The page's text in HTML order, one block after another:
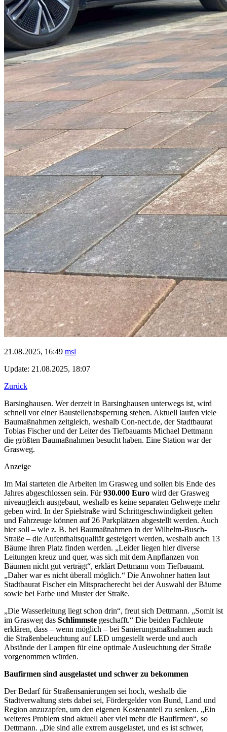
21.08.2025, 16:49 msl
Update: 21.08.2025, 18:07
Zurück
Barsinghausen. Wer derzeit in Barsinghausen unterwegs ist, wird
schnell vor einer Baustellenabsperrung stehen. Aktuell laufen viele
Baumaßnahmen zeitgleich, weshalb Con-nect.de, der Stadtbaurat
Tobias Fischer und der Leiter des Tiefbauamts Michael Dettmann
die größten Baumaßnahmen besucht haben. Eine Station war der
Grasweg.
Anzeige
Im Mai starteten die Arbeiten im Grasweg und sollen bis Ende des
Jahres abgeschlossen sein. Für930.000 Euro wird der Grasweg
niveaugleich ausgebaut, weshalb es keine separaten Gehwege mehr
geben wird. In der Spielstraße wird Schrittgeschwindigkeit gelten
und Fahrzeuge können auf 26 Parkplätzen abgestellt werden. Auch
hier soll – wie z. B. bei Baumaßnahmen in der Wilhelm-Busch-
Straße – die Aufenthaltsqualität gesteigert werden, weshalb auch 13
Bäume ihren Platz finden werden. „Leider liegen hier diverse
Leitungen kreuz und quer, was sich mit dem Anpflanzen von
Bäumen nicht gut verträgt“, erklärt Dettmann vom Tiefbauamt.
„Daher war es nicht überall möglich.“ Die Anwohner hatten laut
Stadtbaurat Fischer ein Mitspracherecht bei der Auswahl der Bäume
sowie bei Farbe und Muster der Straße.
„Die Wasserleitung liegt schon drin“, freut sich Dettmann. „Somit ist
im Grasweg das Schlimmste geschafft.“ Die beiden Fachleute
erklären, dass – wenn möglich – bei Sanierungsmaßnahmen auch
die Straßenbeleuchtung auf LED umgestellt werde und auch
Abstände der Lampen für eine optimale Ausleuchtung der Straße
vorgenommen würden.
Baufirmen sind ausgelastet und schwer zu bekommen
Der Bedarf für Straßensanierungen sei hoch, weshalb die
Stadtverwaltung stets dabei sei, Fördergelder von Bund, Land und
Region anzuzapfen, um den eigenen Kostenanteil zu senken. „Ein
weiteres Problem sind aktuell aber viel mehr die Baufirmen“, so
Dettmann. „Die sind alle extrem ausgelastet, und es ist schwer,